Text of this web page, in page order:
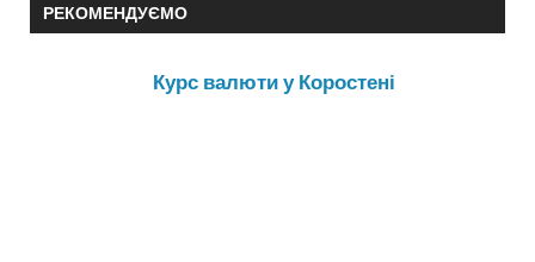
РЕКОМЕНДУЄМО
Курс валюти у Коростені